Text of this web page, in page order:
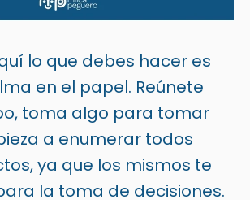
lo que debes hacer es
en el papel. Reúnete
toma algo para tomar
a enumerar todos
ya que los mismos te
la toma de decisiones.